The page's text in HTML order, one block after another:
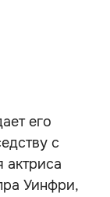
его
с
актриса
Уинфри,